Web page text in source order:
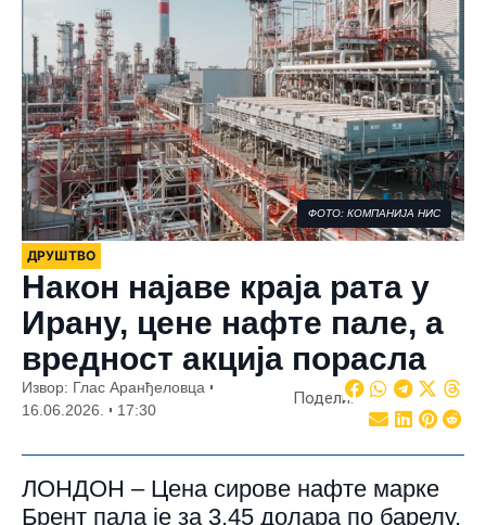
ФОТО: КОМПАНИЈА НИС
ДРУШТВО
Након најаве краја рата у
Ирану, цене нафте пале, а
вредност акција порасла
Извор: Глас Аранђеловца
16.06.2026.
17:30
Подели:
ЛОНДОН – Цена сирове нафте марке
Брент пала је за 3,45 долара по барелу,